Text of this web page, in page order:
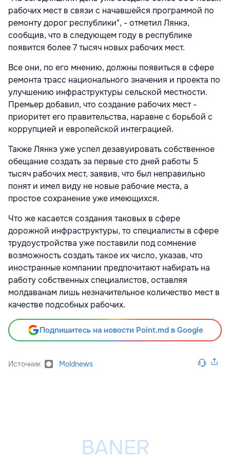
рабочих мест в связи с начавшейся программой по
ремонту дорог республики", - отметил Лянкэ,
сообщив, что в следующем году в республике
появится более 7 тысяч новых рабочих мест.
Все они, по его мнению, должны появиться в сфере
ремонта трасс национального значения и проекта по
улучшению инфраструктуры сельской местности.
Премьер добавил, что создание рабочих мест -
приоритет его правительства, наравне с борьбой с
коррупцией и европейской интеграцией.
Также Лянкэ уже успел дезавуировать собственное
обещание создать за первые сто дней работы 5
тысяч рабочих мест, заявив, что был неправильно
понят и имел виду не новые рабочие места, а
простое сохранение уже имеющихся.
Что же касается создания таковых в сфере
дорожной инфраструктуры, то специалисты в сфере
трудоустройства уже поставили под сомнение
возможность создать такое их число, указав, что
иностранные компании предпочитают набирать на
работу собственных специалистов, оставляя
молдаванам лишь незначительное количество мест в
качестве подсобных рабочих.
Подпишитесь на новости Point.md в Google
Источник Moldnews